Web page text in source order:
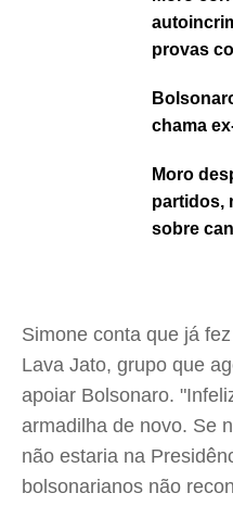
provas
chama
Moro
partidos,
sobre
Simone conta que já
Lava Jato, grupo que
apoiar Bolsonaro.
armadilha de novo. Se
não estaria na
bolsonarianos não